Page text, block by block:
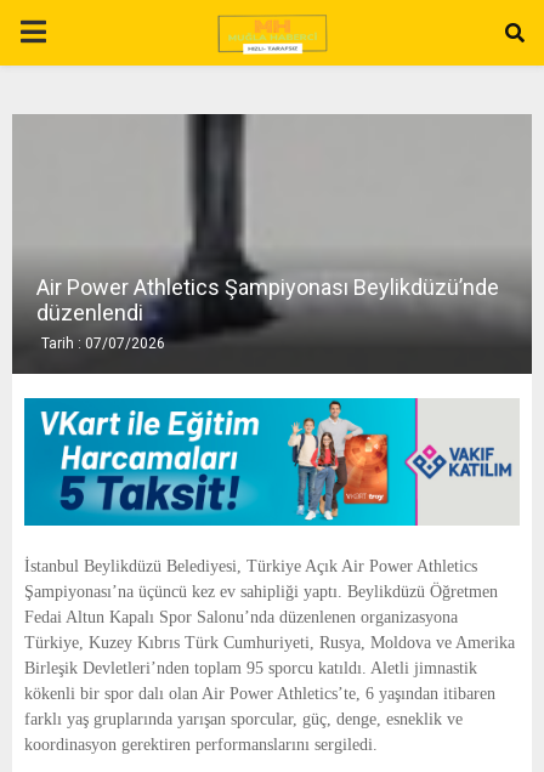
P
A
E
N
U
Air Power Athletics Şampiyonası Beylikdüzü’nde
düzenlendi
Tarih : 07/07/2026
İstanbul Beylikdüzü Belediyesi, Türkiye Açık Air Power Athletics
Şampiyonası’na üçüncü kez ev sahipliği yaptı. Beylikdüzü Öğretmen
Fedai Altun Kapalı Spor Salonu’nda düzenlenen organizasyona
Türkiye, Kuzey Kıbrıs Türk Cumhuriyeti, Rusya, Moldova ve Amerika
Birleşik Devletleri’nden toplam 95 sporcu katıldı. Aletli jimnastik
kökenli bir spor dalı olan Air Power Athletics’te, 6 yaşından itibaren
farklı yaş gruplarında yarışan sporcular, güç, denge, esneklik ve
koordinasyon gerektiren performanslarını sergiledi.